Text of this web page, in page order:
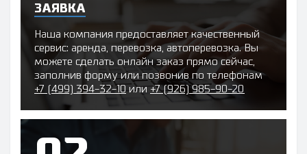
ЗАЯВКА
Наша компания предоставляет качественный
сервис: аренда, перевозка, автоперевозка. Вы
можете сделать онлайн заказ прямо сейчас,
заполнив форму или позвонив по телефонам
+7 (499) 394-32-10 или+7 (926) 985-90-20